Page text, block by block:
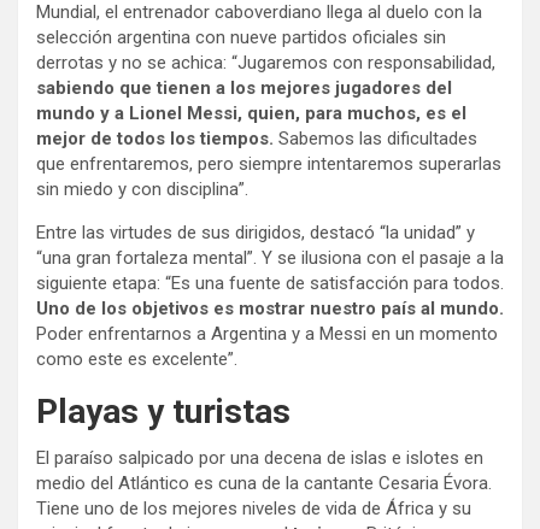
Mundial, el entrenador caboverdiano llega al duelo con la
selección argentina con nueve partidos oficiales sin
derrotas y no se achica: “Jugaremos con responsabilidad,
sabiendo que tienen a los mejores jugadores del
mundo y a Lionel Messi, quien, para muchos, es el
mejor de todos los tiempos. Sabemos las dificultades
que enfrentaremos, pero siempre intentaremos superarlas
sin miedo y con disciplina”.
Entre las virtudes de sus dirigidos, destacó “la unidad” y
“una gran fortaleza mental”. Y se ilusiona con el pasaje a la
siguiente etapa: “Es una fuente de satisfacción para todos.
Uno de los objetivos es mostrar nuestro país al mundo.
Poder enfrentarnos a Argentina y a Messi en un momento
como este es excelente”.
Playas y turistas
El paraíso salpicado por una decena de islas e islotes en
medio del Atlántico es cuna de la cantante Cesaria Évora.
Tiene uno de los mejores niveles de vida de África y su